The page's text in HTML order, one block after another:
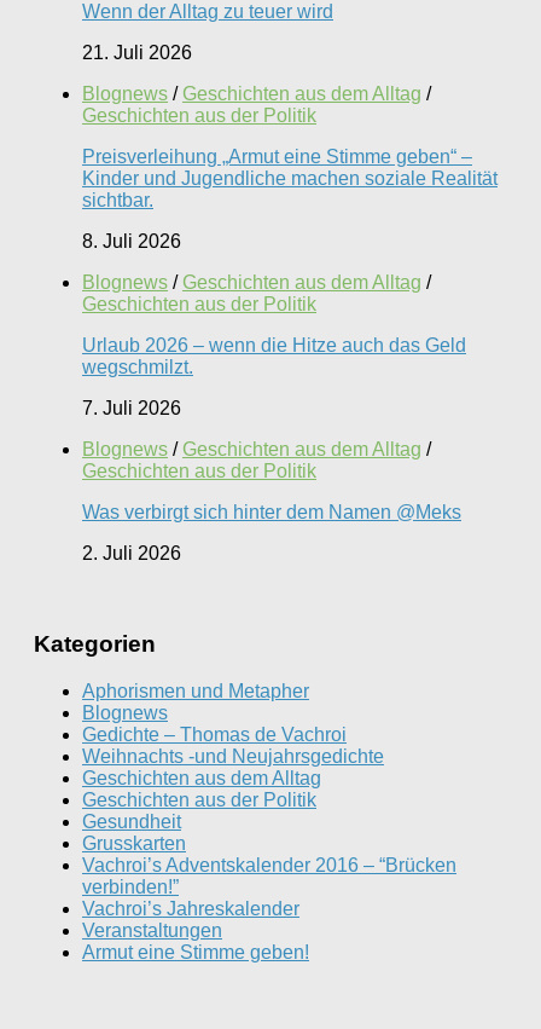
Wenn der Alltag zu teuer wird
21. Juli 2026
Blognews / Geschichten aus dem Alltag /
Geschichten aus der Politik
Preisverleihung „Armut eine Stimme geben“ –
Kinder und Jugendliche machen soziale Realität
sichtbar.
8. Juli 2026
Blognews / Geschichten aus dem Alltag /
Geschichten aus der Politik
Urlaub 2026 – wenn die Hitze auch das Geld
wegschmilzt.
7. Juli 2026
Blognews / Geschichten aus dem Alltag /
Geschichten aus der Politik
Was verbirgt sich hinter dem Namen @Meks
2. Juli 2026
Kategorien
Aphorismen und Metapher
Blognews
Gedichte – Thomas de Vachroi
Weihnachts -und Neujahrsgedichte
Geschichten aus dem Alltag
Geschichten aus der Politik
Gesundheit
Grusskarten
Vachroi’s Adventskalender 2016 – “Brücken
verbinden!”
Vachroi’s Jahreskalender
Veranstaltungen
Armut eine Stimme geben!